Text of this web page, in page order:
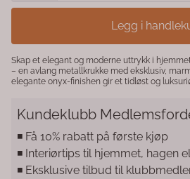
Legg i
Skap et elegant og moderne uttrykk i hjemmet med Krukke Odd
– en avlang metallkrukke med eksklusiv,
elegante onyx-finishen gir et tidløst og
blikkfang på spisebordet, konsollbordet eller i
Detaljer: Serie: Odd Farge: Grey Onyx Materiale: Metall Mål: Lengde 35 cm x
Bredde 12 cm x Høyde 20 cm Avlang form – ideell til dekor og planter
Elegant marmorert
Kundeklubb
◾️ Få 10% rabatt på første kjøp
◾️ Interiørtips til hjemmet, hagen
◾️ Eksklusive tilbud til